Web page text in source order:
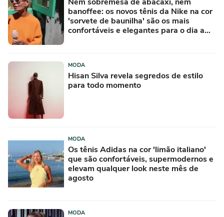
banoffee: os novos tênis da Nike na cor
'sorvete de baunilha' são os mais
confortáveis e elegantes para o dia a
MODA
Hisan Silva revela segredos de estilo
para todo momento
MODA
Os tênis Adidas na cor 'limão italiano'
que são confortáveis, supermodernos e
elevam qualquer look neste mês de
agosto
MODA